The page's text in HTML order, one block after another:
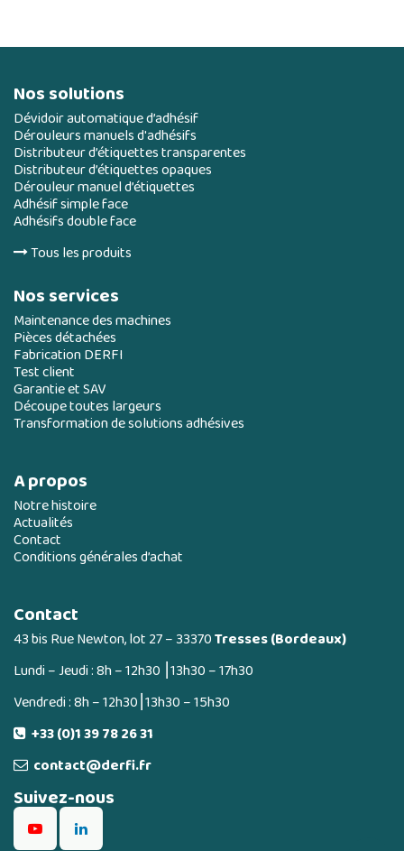
Nos solutions
Dévidoir automatique d’adhésif
Dérouleurs manuels d'adhésifs
Distributeur d’étiquettes transparentes
Distributeur d’étiquettes opaques
Dérouleur manuel d’étiquettes
Adhésif simple face
Adhésifs double face
Tous les produits
Nos services
Maintenance des machines
Pièces détachées
Fabrication DERFI
Test client
Garantie et SAV
Découpe toutes largeurs
Transformation de solutions adhésives
A propos
Notre histoire
Actualités
Contact
Conditions générales d’achat
Contact
43 bis Rue Newton, lot 27 – 33370Tresses (Bordeaux)
Lundi – Jeudi : 8h – 12h30 ⎮13h30 – 17h30
Vendredi : 8h – 12h30⎮13h30 – 15h30
+33 (0)1 39 78 26 31
contact@derfi.fr
Suivez-nous